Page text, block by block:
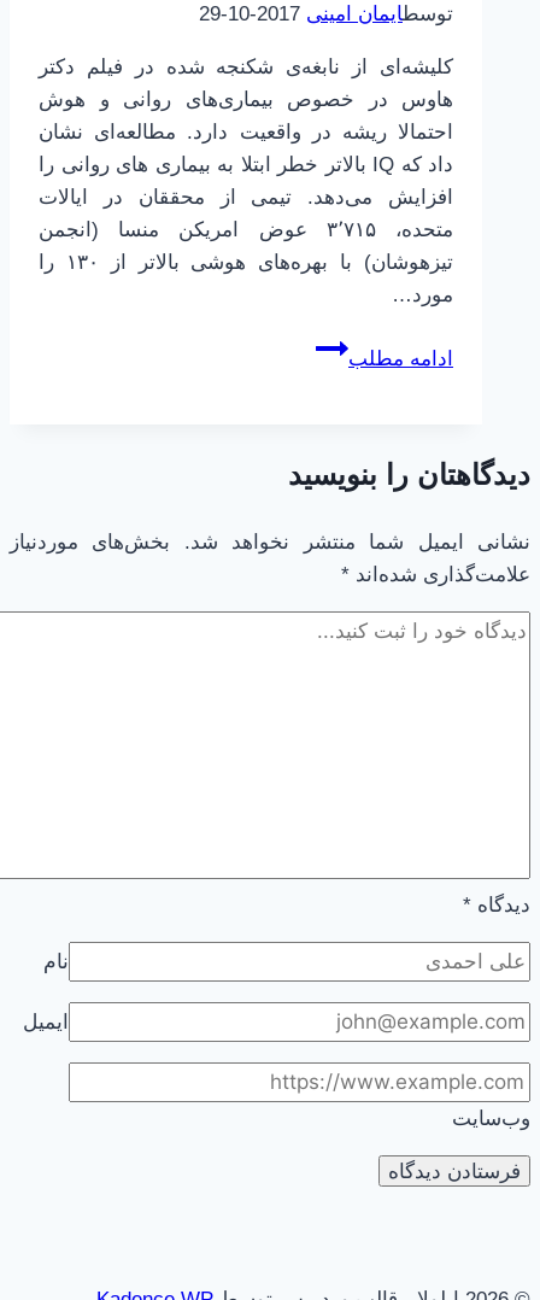
توسطایمان امینی 2017-10-29
کلیشه‌ای از نابغه‌ی شکنجه شده در فیلم دکتر
هاوس در خصوص بیماری‌های روانی و هوش
احتمالا ریشه در واقعیت دارد. مطالعه‌ای نشان
داد که IQ بالاتر خطر ابتلا به بیماری های روانی را
افزایش می‌دهد. تیمی از محققان در ایالات
متحده، ۳٬۷۱۵ عوض امریکن منسا (انجمن
تیزهوشان) با بهره‌های هوشی بالاتر از ۱۳۰ را
مورد…
ادامه مطلب
ارتباط
و
IQ
دیدگاهتان را بنویسید
نشانی ایمیل شما منتشر نخواهد شد.
بخش‌های موردنیاز
علامت‌گذاری شده‌اند *
دیدگاه *
نام
ایمیل
وب‌سایت